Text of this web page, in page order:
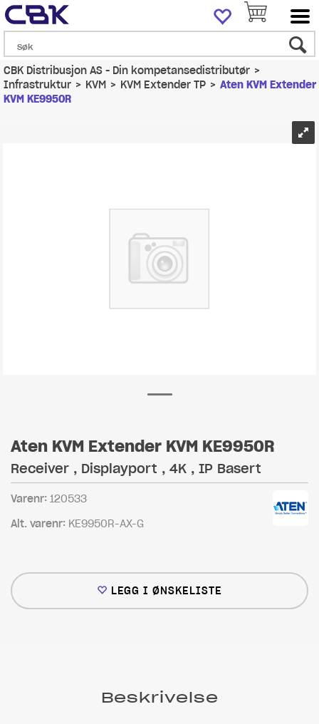
CBK Distribusjon AS - Din kompetansedistributør>
Infrastruktur>KVM>KVM Extender TP>Aten KVM Extender
KVM KE9950R
Aten KVM Extender KVM KE9950R
Receiver , Displayport , 4K , IP Basert
Varenr: 120533
Alt. varenr: KE9950R-AX-G
LEGG I ØNSKELISTE
Beskrivelse